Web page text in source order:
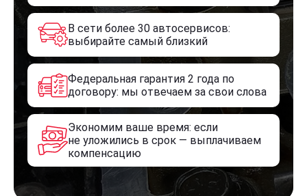
В сети более 30 автосервисов:
выбирайте самый близкий
Федеральная гарантия 2 года по
договору: мы отвечаем за свои слова
Экономим ваше время: если
не уложились в срок — выплачиваем
компенсацию